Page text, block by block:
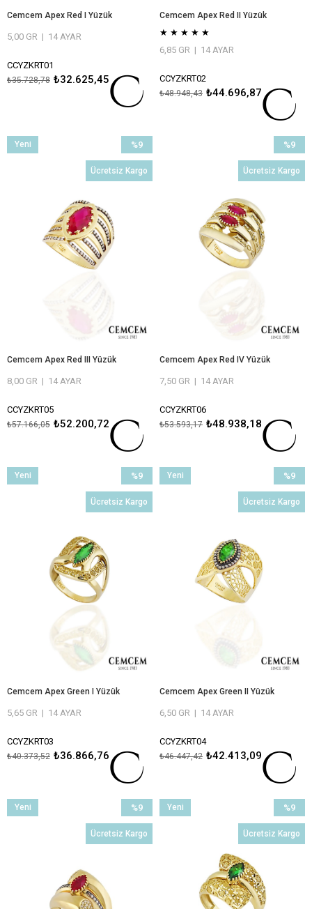
Cemcem Apex Red I Yüzük
5,00 GR | 14 AYAR
CCYZKRT01
₺32.625,45
₺35.728,78
Cemcem Apex Red II Yüzük
★ ★ ★ ★ ★
6,85 GR | 14 AYAR
CCYZKRT02
₺44.696,87
₺48.948,43
Cemcem Apex Red III Yüzük
8,00 GR | 14 AYAR
GARANTİLİ
CCYZKRT05
₺52.200,72
₺57.166,05
%9
İndirim
%9İndirim
Ücretsiz Kargo
Yeni
Cemcem Apex Red IV Yüzük
7,50 GR | 14 AYAR
GARANTİLİ
CCYZKRT06
₺48.938,18
₺53.593,17
%9
İndirim
Ücretsiz Kargo
Cemcem Apex Green I Yüzük
5,65 GR | 14 AYAR
GARANTİLİ
CCYZKRT03
₺36.866,76
₺40.373,52
%9
İndirim
%9İndirim
Ücretsiz Kargo
Yeni
Cemcem Apex Green II Yüzük
6,50 GR | 14 AYAR
GARANTİLİ
CCYZKRT04
₺42.413,09
₺46.447,42
%9
İndirim
Ücretsiz Kargo
Yeni
%9
İndirim
%9İndirim
Ücretsiz Kargo
Yeni
%9
İndirim
Ücretsiz Kargo
Yeni